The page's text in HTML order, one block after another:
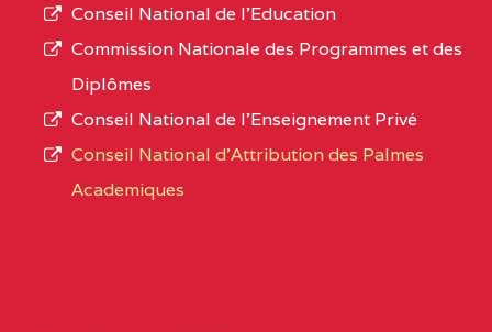
CENTRE
COLLEGE PANAFRICAIN
DE L'EXCELLENCE BP
CENTRE
COLLEGE PRIVE
L’offre
d’éducation
de
Conseil National de l’Education
Commission Nationale des Programmes et des
Diplômes
Conseil National de l’Enseignement Privé
Conseil National d'Attribution des Palmes
Academiques